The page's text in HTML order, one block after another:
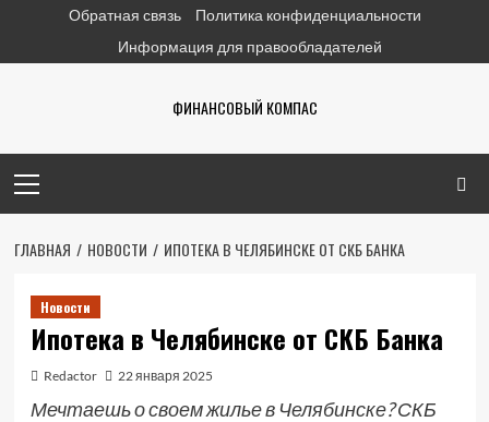
содержимому
Обратная связь
Политика конфиденциальности
Информация для правообладателей
ФИНАНСОВЫЙ КОМПАС
меню
ГЛАВНАЯ НОВОСТИ ИПОТЕКА В ЧЕЛЯБИНСКЕ ОТ СКБ БАНКА
Новости
Ипотека в Челябинске от СКБ Банка
Redactor 22 января 2025
Мечтаешь о своем жилье в Челябинске? СКБ